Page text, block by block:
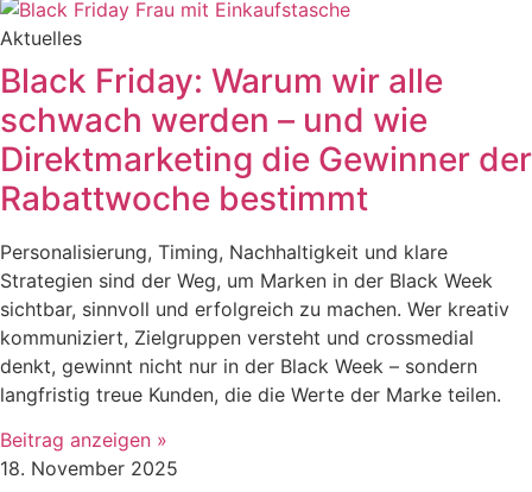
Aktuelles
Black Friday: Warum wir alle
schwach werden – und wie
Direktmarketing die Gewinner der
Rabattwoche bestimmt
Personalisierung, Timing, Nachhaltigkeit und klare
Strategien sind der Weg, um Marken in der Black Week
sichtbar, sinnvoll und erfolgreich zu machen. Wer kreativ
kommuniziert, Zielgruppen versteht und crossmedial
denkt, gewinnt nicht nur in der Black Week – sondern
langfristig treue Kunden, die die Werte der Marke teilen.
Beitrag anzeigen »
18. November 2025